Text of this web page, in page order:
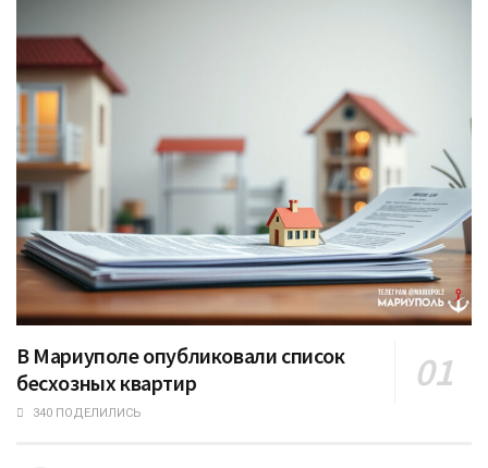
В Мариуполе опубликовали список
бесхозных квартир
340 ПОДЕЛИЛИСЬ